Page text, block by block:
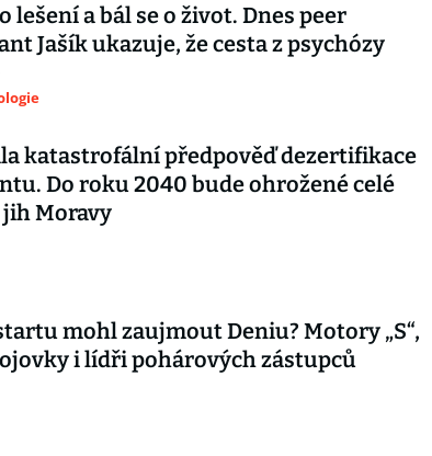
lešení a bál se o život. Dnes peer
Jašík ukazuje, že cesta z psychózy
katastrofální předpověď dezertifikace
Do roku 2040 bude ohrožené celé
jih Moravy
mohl zaujmout Deniu? Motory „S“,
i lídři pohárových zástupců